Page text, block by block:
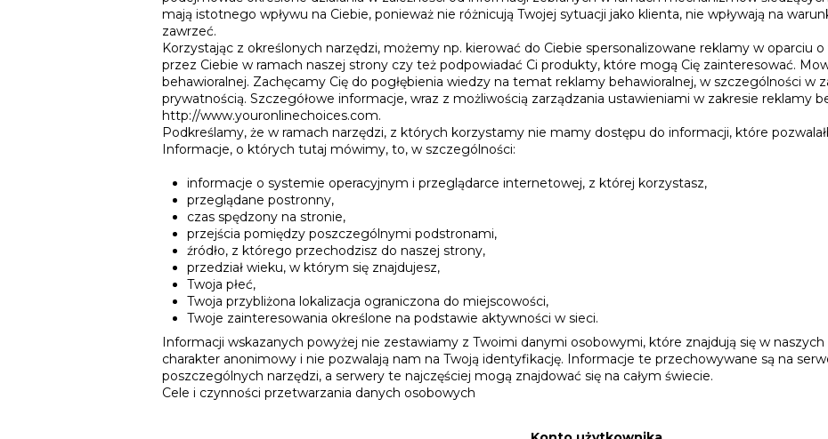
mają istotnego wpływu na Ciebie, ponieważ nie różnicują Twojej sytuacji jako klienta, nie wpływają na
zawrzeć.
Korzystając z określonych narzędzi, możemy np. kierować do Ciebie spersonalizowane reklamy w oparciu o
przez Ciebie w ramach naszej strony czy też podpowiadać Ci produkty, które mogą Cię zainteresować.
behawioralnej. Zachęcamy Cię do pogłębienia wiedzy na temat reklamy behawioralnej, w szczególności w
prywatnością. Szczegółowe informacje, wraz z możliwością zarządzania ustawieniami w zakresie reklamy
http://www.youronlinechoices.com.
Podkreślamy, że w ramach narzędzi, z których korzystamy nie mamy dostępu do informacji, które
Informacje, o których tutaj mówimy, to, w szczególności:
informacje o systemie operacyjnym i przeglądarce internetowej, z której korzystasz,
przeglądane postronny,
czas spędzony na stronie,
przejścia pomiędzy poszczególnymi podstronami,
źródło, z którego przechodzisz do naszej strony,
przedział wieku, w którym się znajdujesz,
Twoja płeć,
Twoja przybliżona lokalizacja ograniczona do miejscowości,
Twoje zainteresowania określone na podstawie aktywności w sieci.
Informacji wskazanych powyżej nie zestawiamy z Twoimi danymi osobowymi, które znajdują się w
charakter anonimowy i nie pozwalają nam na Twoją identyfikację. Informacje te przechowywane są na
poszczególnych narzędzi, a serwery te najczęściej mogą znajdować się na całym świecie.
Cele i czynności przetwarzania danych osobowych